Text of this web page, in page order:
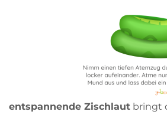
entspannende Zischlaut bringt